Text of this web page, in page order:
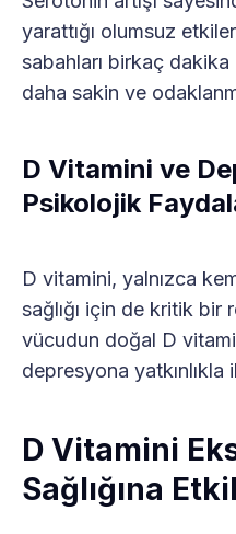
yarattığı olumsuz
sabahları birkaç
daha sakin ve
D Vitamini ve
Psikolojik
D vitamini, yalnızca
sağlığı için de kritik bir
vücudun doğal D
depresyona yatkınlıkla
D Vitamini
Sağlığına